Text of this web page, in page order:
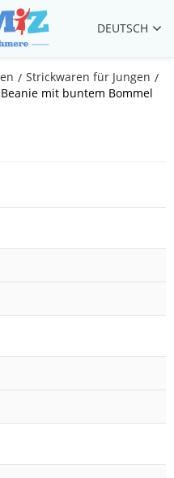
DEUTSCH
/ Strickwaren für Jungen /
mit buntem Bommel